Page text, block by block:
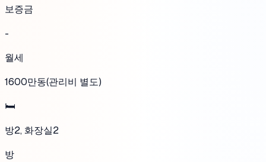
보증금
-
월세
1600만동(관리비 별도)
🛏️
방2, 화장실2
방